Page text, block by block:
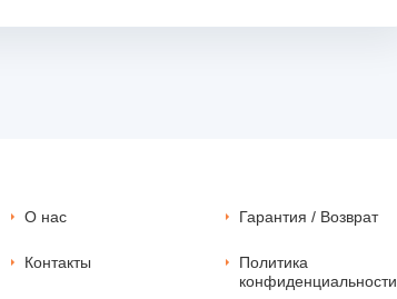
О нас
Контакты
Гарантия / Возврат
Политика
конфиденциальности